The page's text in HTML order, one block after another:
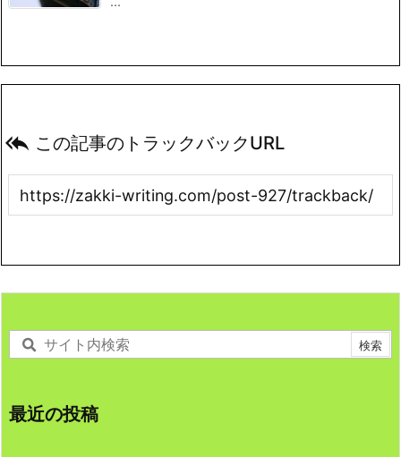
 この記事のトラックバックURL
最近の投稿